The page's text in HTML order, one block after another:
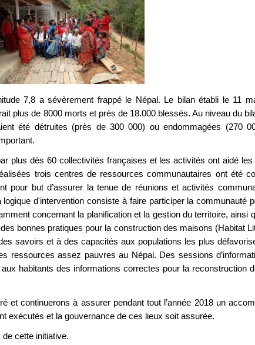
7,8 a sévèrement frappé le Népal. Le bilan établi le 11
plus de 8000 morts et près de 18.000 blessés. Au niveau du
été détruites (près de 300 000) ou endommagées (270
plus dès 60 collectivités françaises et les activités ont aidé
trois centres de ressources communautaires ont été
pour but d’assurer la tenue de réunions et activités
d'intervention consiste à faire participer la communauté
concernant la planification et la gestion du territoire, ainsi
bonnes pratiques pour la construction des maisons (Habitat
savoirs et à des capacités aux populations les plus
ressources assez pauvres au Népal. Des sessions
habitants des informations correctes pour la reconstruction
et continuerons à assurer pendant tout l’année 2018 un
exécutés et la gouvernance de ces lieux soit assurée.
cette initiative.